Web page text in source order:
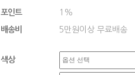
포인트 1%
배송비 5만원이상 무료배송
색상